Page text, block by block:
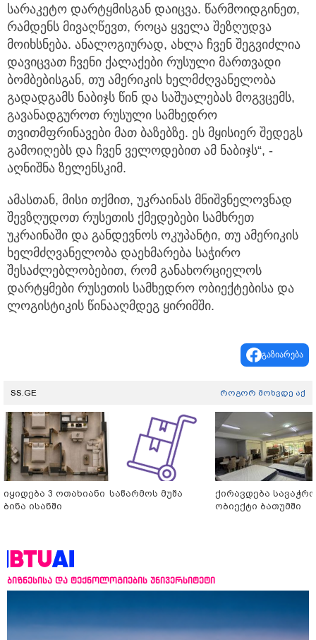
სარაკეტო დარტყმისგან დაიცვა. წარმოიდგინეთ,
რამდენს მივაღწევთ, როცა ყველა შეზღუდვა
მოიხსნება. ანალოგიურად, ახლა ჩვენ შეგვიძლია
დავიცვათ ჩვენი ქალაქები რუსული მართვადი
ბომბებისგან, თუ ამერიკის ხელმძღვანელობა
გადადგამს ნაბიჯს წინ და საშუალებას მოგვცემს,
გავანადგუროთ რუსული სამხედრო
თვითმფრინავები მათ ბაზებზე. ეს მყისიერ შედეგს
გამოიღებს და ჩვენ ველოდებით ამ ნაბიჯს“, -
აღნიშნა ზელენსკიმ.
ამასთან, მისი თქმით, უკრაინას მნიშვნელოვნად
შევზღუდოთ რუსეთის ქმედებები სამხრეთ
უკრაინაში და განდევნოს ოკუპანტი, თუ ამერიკის
ხელმძღვანელობა დაეხმარება საჭირო
შესაძლებლობებით, რომ განახორციელოს
დარტყმები რუსეთის სამხედრო ობიექტებისა და
ლოგისტიკის წინააღმდეგ ყირიმში.
გაზიარება
SS.GE როგორ მოხვდე აქ
იყიდება 3 ოთახიანი
ბინა ისანში
საწარმოს მუშა
ქირავდება სავაჭრო
ობიექტი ბათუმში
ბიზნესისა და ტექნოლოგიების უნივერსიტეტი